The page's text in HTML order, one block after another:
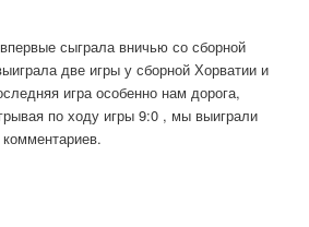
сыграла вничью со сборной
две игры у сборной Хорватии и
игра особенно нам дорога,
по ходу игры 9:0 , мы выиграли